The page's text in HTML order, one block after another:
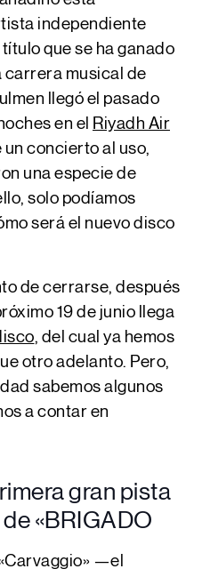
independiente
título que se ha ganado
carrera musical de
llegó el pasado
en el Riyadh Air
un concierto al uso,
una especie de
solo podíamos
será el nuevo disco
de cerrarse, después
19 de junio llega
, del cual ya hemos
otro adelanto. Pero,
sabemos algunos
a contar en
gran pista
«BRIGADO
» —el